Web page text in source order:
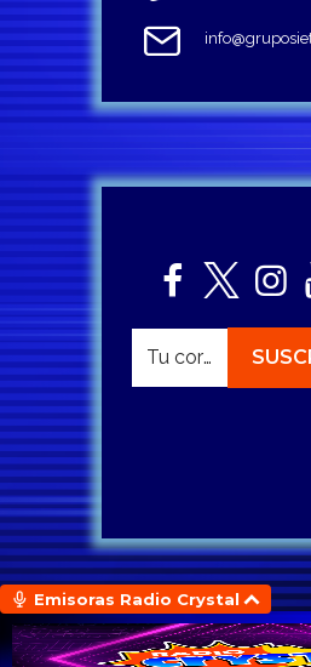
Emisoras Radio Crystal